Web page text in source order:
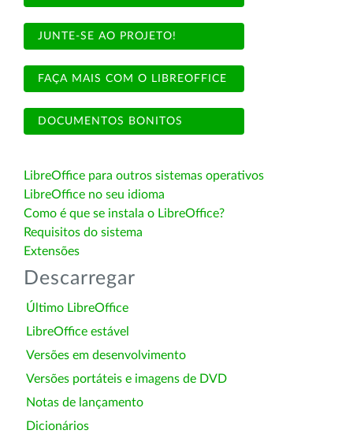
JUNTE-SE AO PROJETO!
FAÇA MAIS COM O LIBREOFFICE
DOCUMENTOS BONITOS
LibreOffice para outros sistemas operativos
LibreOffice no seu idioma
Como é que se instala o LibreOffice?
Requisitos do sistema
Extensões
Descarregar
Último LibreOffice
LibreOffice estável
Versões em desenvolvimento
Versões portáteis e imagens de DVD
Notas de lançamento
Dicionários